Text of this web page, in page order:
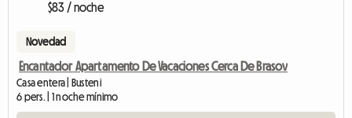
$83 / noche
Novedad
Encantador Apartamento De Vacaciones Cerca De Brasov
Casa entera | Busteni
6 pers. | 1 noche mínimo